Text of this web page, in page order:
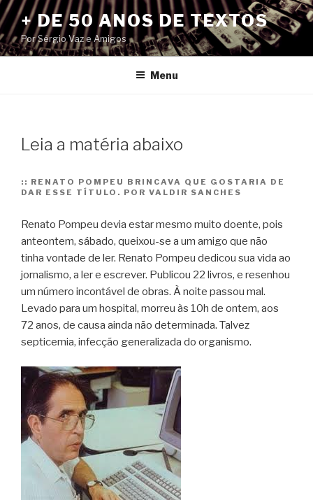
Pular
para
o
conteúdo
+ DE 50 ANOS DE TEXTOS
Por Sérgio Vaz e Amigos
Menu
Leia a matéria abaixo
:: RENATO POMPEU BRINCAVA QUE GOSTARIA DE
DAR ESSE TÍTULO. POR VALDIR SANCHES
Renato Pompeu devia estar mesmo muito doente, pois
anteontem, sábado, queixou-se a um amigo que não
tinha vontade de ler. Renato Pompeu dedicou sua vida ao
jornalismo, a ler e escrever. Publicou 22 livros, e resenhou
um número incontável de obras. À noite passou mal.
Levado para um hospital, morreu às 10h de ontem, aos
72 anos, de causa ainda não determinada. Talvez
septicemia, infecção generalizada do organismo.